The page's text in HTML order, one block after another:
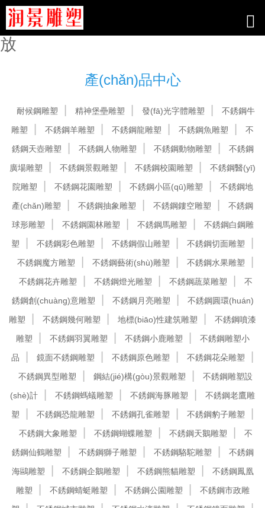
www4477_99热线只有精品_91/欧
美_国产21在线_av+在线播放在线播
放
產(chǎn)品中心
耐候鋼雕塑 精神堡壘雕塑 發(fā)光字體雕塑
不銹鋼牛
雕塑
不銹鋼羊雕塑 不銹鋼龍雕塑 不銹鋼魚雕塑
不
銹鋼天壺雕塑
不銹鋼人物雕塑 不銹鋼動物雕塑
不銹鋼
廣場雕塑
不銹鋼景觀雕塑 不銹鋼校園雕塑
不銹鋼醫(yī)
院雕塑
不銹鋼花園雕塑 不銹鋼小區(qū)雕塑
不銹鋼地
產(chǎn)雕塑
不銹鋼抽象雕塑 不銹鋼鏤空雕塑
不銹鋼
球形雕塑
不銹鋼園林雕塑 不銹鋼馬雕塑
不銹鋼白鋼雕
塑
不銹鋼彩色雕塑 不銹鋼假山雕塑
不銹鋼切面雕塑
不銹鋼魔方雕塑
不銹鋼藝術(shù)雕塑
不銹鋼水果雕塑
不銹鋼花卉雕塑
不銹鋼燈光雕塑 不銹鋼蔬菜雕塑
不
銹鋼創(chuàng)意雕塑
不銹鋼月亮雕塑
不銹鋼圓環(huán)
雕塑
不銹鋼幾何雕塑 地標(biāo)性建筑雕塑
不銹鋼噴漆
雕塑
不銹鋼羽翼雕塑 不銹鋼小鹿雕塑
不銹鋼雕塑小
品
鏡面不銹鋼雕塑 不銹鋼原色雕塑
不銹鋼花朵雕塑
不銹鋼異型雕塑
鋼結(jié)構(gòu)景觀雕塑
不銹鋼雕塑設
(shè)計
不銹鋼螞蟻雕塑 不銹鋼海豚雕塑
不銹鋼老鷹雕
塑
不銹鋼恐龍雕塑 不銹鋼孔雀雕塑
不銹鋼豹子雕塑
不銹鋼大象雕塑
不銹鋼蝴蝶雕塑 不銹鋼天鵝雕塑
不
銹鋼仙鶴雕塑
不銹鋼獅子雕塑 不銹鋼駱駝雕塑
不銹鋼
海鷗雕塑
不銹鋼企鵝雕塑 不銹鋼熊貓雕塑
不銹鋼鳳凰
雕塑
不銹鋼蜻蜓雕塑 不銹鋼公園雕塑
不銹鋼市政雕